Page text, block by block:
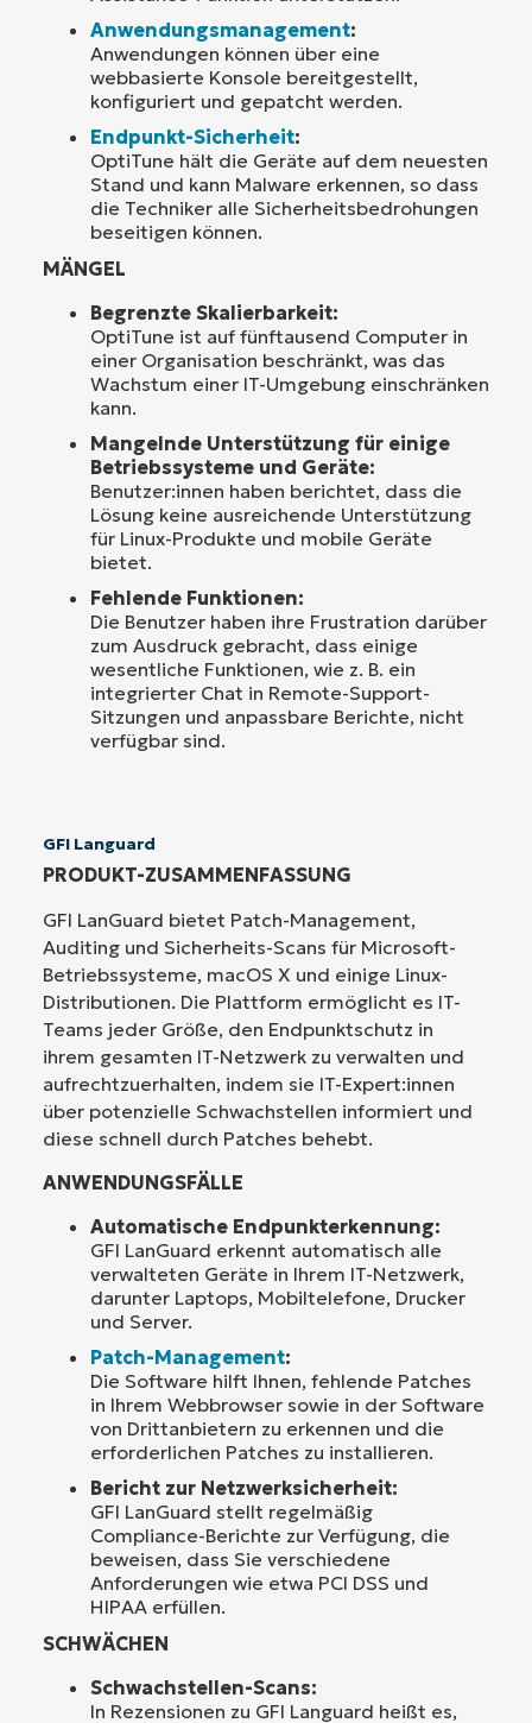
Anwendungsmanagement:
Anwendungen können über eine
webbasierte Konsole bereitgestellt,
konfiguriert und gepatcht werden.
Endpunkt-Sicherheit:
OptiTune hält die Geräte auf dem neuesten
Stand und kann Malware erkennen, so dass
die Techniker alle Sicherheitsbedrohungen
beseitigen können.
MÄNGEL
Begrenzte Skalierbarkeit:
OptiTune ist auf fünftausend Computer in
einer Organisation beschränkt, was das
Wachstum einer IT-Umgebung einschränken
kann.
Mangelnde Unterstützung für einige
Betriebssysteme und Geräte:
Benutzer:innen haben berichtet, dass die
Lösung keine ausreichende Unterstützung
für Linux-Produkte und mobile Geräte
bietet.
Fehlende Funktionen:
Die Benutzer haben ihre Frustration darüber
zum Ausdruck gebracht, dass einige
wesentliche Funktionen, wie z. B. ein
integrierter Chat in Remote-Support-
Sitzungen und anpassbare Berichte, nicht
verfügbar sind.
GFI Languard
PRODUKT-ZUSAMMENFASSUNG
GFI LanGuard bietet Patch-Management,
Auditing und Sicherheits-Scans für Microsoft-
Betriebssysteme, macOS X und einige Linux-
Distributionen. Die Plattform ermöglicht es IT-
Teams jeder Größe, den Endpunktschutz in
ihrem gesamten IT-Netzwerk zu verwalten und
aufrechtzuerhalten, indem sie IT-Expert:innen
über potenzielle Schwachstellen informiert und
diese schnell durch Patches behebt.
ANWENDUNGSFÄLLE
Automatische Endpunkterkennung:
GFI LanGuard erkennt automatisch alle
verwalteten Geräte in Ihrem IT-Netzwerk,
darunter Laptops, Mobiltelefone, Drucker
und Server.
Patch-Management:
Die Software hilft Ihnen, fehlende Patches
in Ihrem Webbrowser sowie in der Software
von Drittanbietern zu erkennen und die
erforderlichen Patches zu installieren.
Bericht zur Netzwerksicherheit:
GFI LanGuard stellt regelmäßig
Compliance-Berichte zur Verfügung, die
beweisen, dass Sie verschiedene
Anforderungen wie etwa PCI DSS und
HIPAA erfüllen.
SCHWÄCHEN
Schwachstellen-Scans:
In Rezensionen zu GFI Languard heißt es,